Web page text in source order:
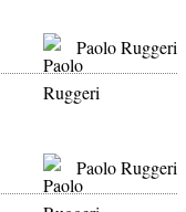
Paolo Ruggeri
Paolo Ruggeri